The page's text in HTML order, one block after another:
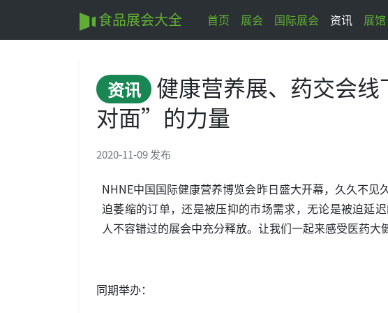
食品展会大全 首页 展会 国际展会 资讯 展馆
资讯
健康营养展、药交会
对面”的力量
2020-11-09 发布
NHNE中国国际健康营养博览会昨日盛大开幕，久久不
迫萎缩的订单，还是被压抑的市场需求，无论是被迫延
人不容错过的展会中充分释放。让我们一起来感受医药大
同期举办：